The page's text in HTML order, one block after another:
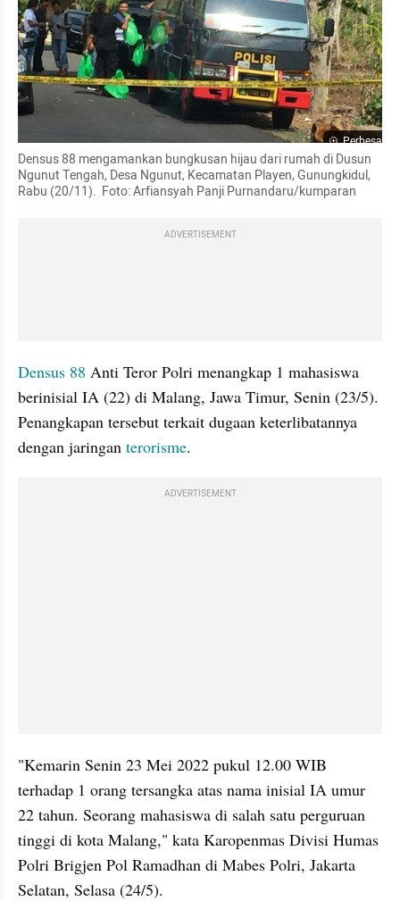
Perbesar
Densus 88 mengamankan bungkusan hijau dari rumah di Dusun
Ngunut Tengah, Desa Ngunut, Kecamatan Playen, Gunungkidul,
Rabu (20/11).  Foto: Arfiansyah Panji Purnandaru/kumparan
ADVERTISEMENT
Densus 88 Anti Teror Polri menangkap 1 mahasiswa
berinisial IA (22) di Malang, Jawa Timur, Senin (23/5).
Penangkapan tersebut terkait dugaan keterlibatannya
dengan jaringan terorisme.
ADVERTISEMENT
"Kemarin Senin 23 Mei 2022 pukul 12.00 WIB
terhadap 1 orang tersangka atas nama inisial IA umur
22 tahun. Seorang mahasiswa di salah satu perguruan
tinggi di kota Malang," kata Karopenmas Divisi Humas
Polri Brigjen Pol Ramadhan di Mabes Polri, Jakarta
Selatan, Selasa (24/5).